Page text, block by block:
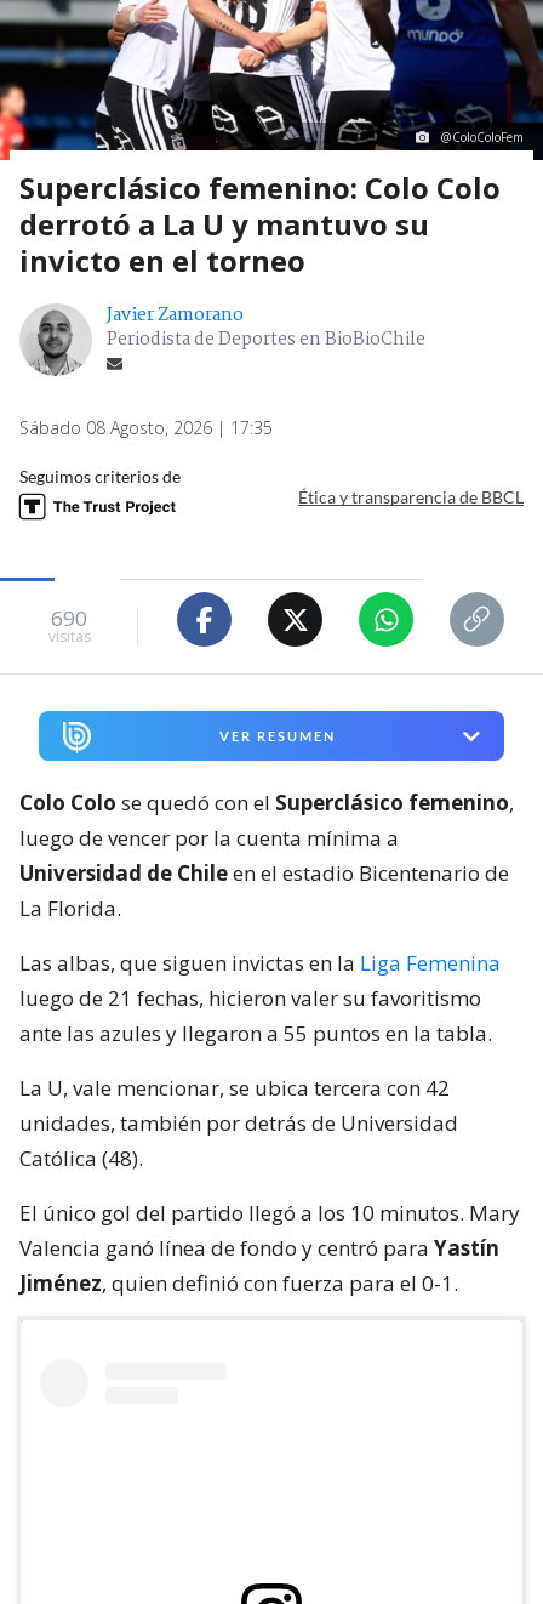
@ColoColoFem
Superclásico femenino: Colo Colo
derrotó a La U y mantuvo su
invicto en el torneo
Javier Zamorano
Periodista de Deportes en BioBioChile
Sábado 08 Agosto, 2026 | 17:35
Seguimos criterios de
Ética y transparencia de BBCL
690
visitas
VER RESUMEN
Colo Colo se quedó con el Superclásico femenino,
luego de vencer por la cuenta mínima a
Universidad de Chileen el estadio Bicentenario de
La Florida.
Las albas, que siguen invictas en la Liga Femenina
luego de 21 fechas, hicieron valer su favoritismo
ante las azules y llegaron a 55 puntos en la tabla.
La U, vale mencionar, se ubica tercera con 42
unidades, también por detrás de Universidad
Católica (48).
El único gol del partido llegó a los 10 minutos. Mary
Valencia ganó línea de fondo y centró para Yastín
Jiménez, quien definió con fuerza para el 0-1.